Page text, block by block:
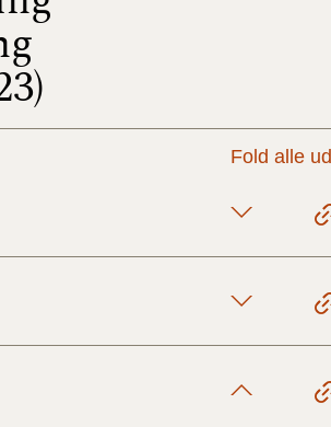
7 - 16/9
7-31/12
Fold alle ud